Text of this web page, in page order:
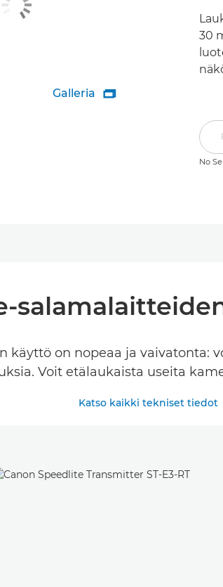
Galleria 
30
No
käyttö on nopeaa ja
Voit etälaukaista useita
Katso kaikki tekniset tiedot